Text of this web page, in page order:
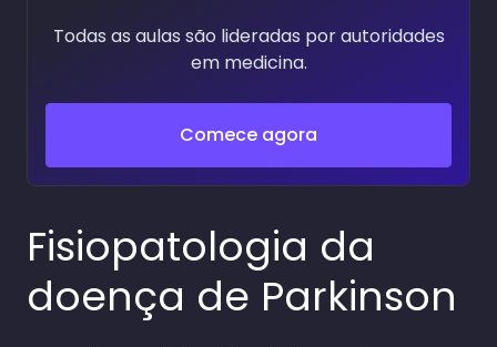
Todas as aulas são lideradas por autoridades
em medicina.
Comece agora
Fisiopatologia da
doença de Parkinson